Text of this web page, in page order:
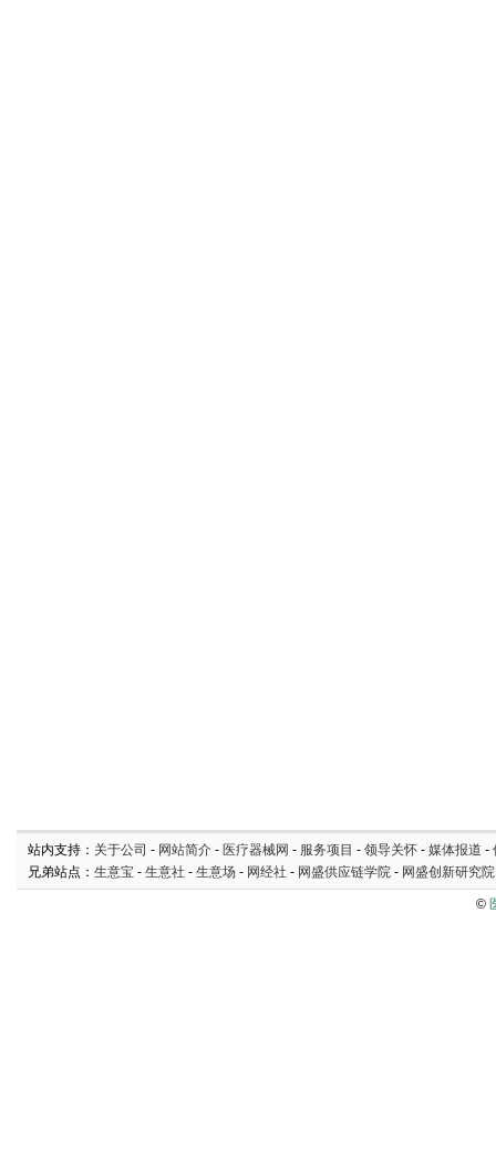
站内支持： 关于公司 - 网站简介 - 医疗器械网 - 服务项目 - 领导关怀 - 媒体报道 -
兄弟站点： 生意宝 - 生意社 - 生意场 - 网经社 - 网盛供应链学院 - 网盛创新研究院
©